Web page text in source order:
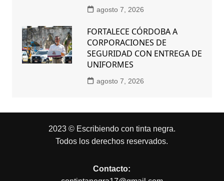
agosto 7, 2026
FORTALECE CÓRDOBA A
CORPORACIONES DE
SEGURIDAD CON ENTREGA DE
UNIFORMES
agosto 7, 2026
2023 © Escribiendo con tinta negra.
Todos los derechos reservados.
Contacto: